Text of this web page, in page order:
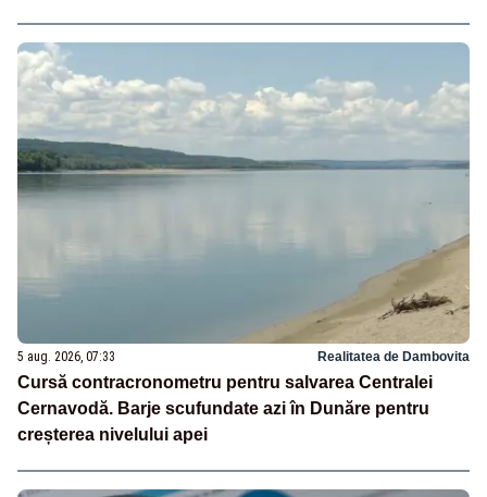
5 aug. 2026, 07:33 Realitatea de Dambovita
Cursă contracronometru pentru salvarea Centralei
Cernavodă. Barje scufundate azi în Dunăre pentru
creșterea nivelului apei